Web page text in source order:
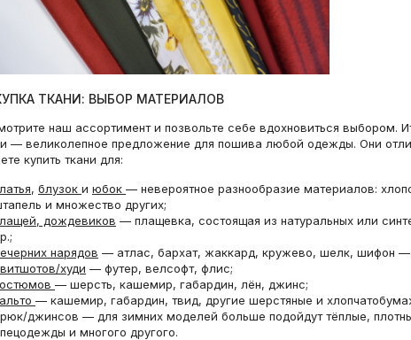
ОТРЕЗ 1,5 М Футер хлопковый 3-нитка FENDI
Светло-персиковый TRC (35) 8122497-6
3825 р.3060 р.
ALEXANDER MCQUEEN Красно-
(ДФ9) 16022527-1
840 р.420 р.
ТКАНИ: ВЫБОР МАТЕРИАЛОВ
наш ассортимент и позвольте себе вдохновиться выбором.
— великолепное предложение для пошива любой одежды. Они
купить ткани для:
, блузок и юбок — невероятное разнообразие материалов:
и множество других;
дождевиков — плащевка, состоящая из натуральных или
нарядов — атлас, бархат, жаккард, кружево, шелк, шифон —
худи — футер, велсофт, флис;
— шерсть, кашемир, габардин, лён, джинс;
— кашемир, габардин, твид, другие шерстяные и
джинсов — для зимних моделей больше подойдут тёплые,
и многого другого.